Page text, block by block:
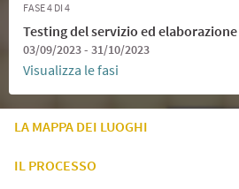
FASE 4 DI 4
Testing del servizio ed
03/09/2023 - 31/10/2023
Visualizza le fasi
LA MAPPA DEI LUOGHI
IL PROCESSO